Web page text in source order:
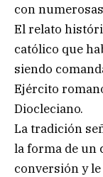
con
El relato
católico que
siendo
Ejército
Diocleciano.
La tradición
la forma de un
conversión y